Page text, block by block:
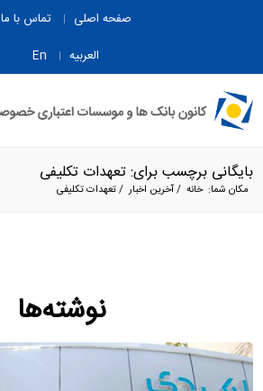
صفحه اصلی
تماس با ما
العربیه
En
بایگانی برچسب برای: تعهدات تکلیفی
مکان شما: خانه /آخرین اخبار /تعهدات تکلیفی
نوشته‌ها